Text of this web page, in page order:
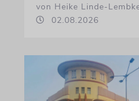
von Heike Linde-
02.08.2026